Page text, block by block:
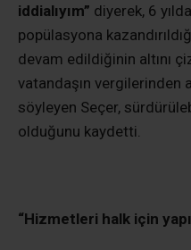
iddialıyım” diyerek, 6
popülasyona
devam edildiğinin altını
vatandaşın vergilerinden
söyleyen Seçer,
olduğunu kaydetti.
“Hizmetleri halk için